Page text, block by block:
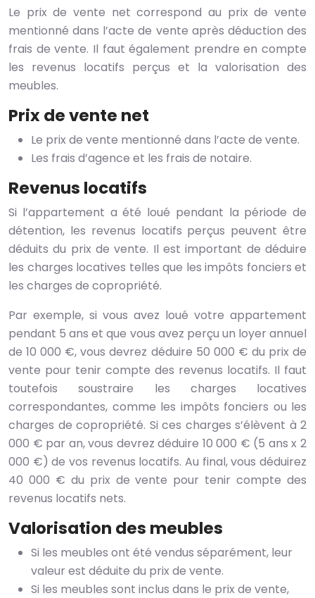
Le prix de vente net correspond au prix de vente
mentionné dans l’acte de vente après déduction des
frais de vente. Il faut également prendre en compte
les revenus locatifs perçus et la valorisation des
meubles.
Prix de vente net
Le prix de vente mentionné dans l’acte de vente.
Les frais d’agence et les frais de notaire.
Revenus locatifs
Si l’appartement a été loué pendant la période de
détention, les revenus locatifs perçus peuvent être
déduits du prix de vente. Il est important de déduire
les charges locatives telles que les impôts fonciers et
les charges de copropriété.
Par exemple, si vous avez loué votre appartement
pendant 5 ans et que vous avez perçu un loyer annuel
de 10 000 €, vous devrez déduire 50 000 € du prix de
vente pour tenir compte des revenus locatifs. Il faut
toutefois soustraire les charges locatives
correspondantes, comme les impôts fonciers ou les
charges de copropriété. Si ces charges s’élèvent à 2
000 € par an, vous devrez déduire 10 000 € (5 ans x 2
000 €) de vos revenus locatifs. Au final, vous déduirez
40 000 € du prix de vente pour tenir compte des
revenus locatifs nets.
Valorisation des meubles
Si les meubles ont été vendus séparément, leur
valeur est déduite du prix de vente.
Si les meubles sont inclus dans le prix de vente,